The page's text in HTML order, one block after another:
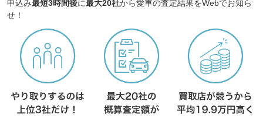
申込み最短3時間後に最大20社から愛車の査定結果をWebでお知ら
せ！